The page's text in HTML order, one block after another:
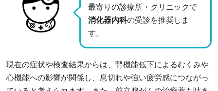
最寄りの診療所・クリニックで
消化器内科の受診を推奨しま
す。
現在の症状や検査結果からは、腎機能低下によるむくみや
心機能への影響が関係し、息切れや強い疲労感につながっ